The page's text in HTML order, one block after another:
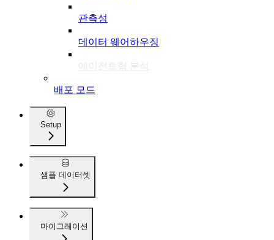
관측성
데이터 웨어하우징
에이전트형 분석
배포 모드
Setup
샘플 데이터셋
마이그레이션